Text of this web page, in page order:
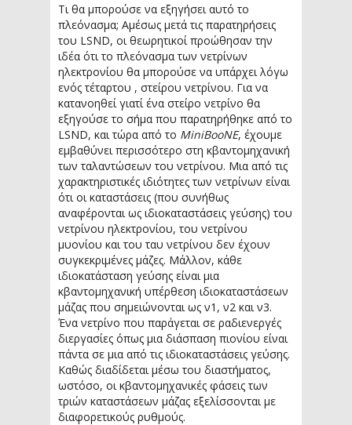
Τι θα μπορούσε να εξηγήσει αυτό το
πλεόνασμα; Αμέσως μετά τις παρατηρήσεις
του LSND, οι θεωρητικοί προώθησαν την
ιδέα ότι το πλεόνασμα των νετρίνων
ηλεκτρονίου θα μπορούσε να υπάρχει λόγω
ενός τέταρτου , στείρου νετρίνου. Για να
κατανοηθεί γιατί ένα στείρο νετρίνο θα
εξηγούσε το σήμα που παρατηρήθηκε από το
LSND, και τώρα από το MiniBooNE, έχουμε
εμβαθύνει περισσότερο στη κβαντομηχανική
των ταλαντώσεων του νετρίνου. Μια από τις
χαρακτηριστικές ιδιότητες των νετρίνων είναι
ότι οι καταστάσεις (που συνήθως
αναφέρονται ως ιδιοκαταστάσεις γεύσης) του
νετρίνου ηλεκτρονίου, του νετρίνου
μυονίου και του ταυ νετρίνου δεν έχουν
συγκεκριμένες μάζες. Μάλλον, κάθε
ιδιοκατάσταση γεύσης είναι μια
κβαντομηχανική υπέρθεση ιδιοκαταστάσεων
μάζας που σημειώνονται ως ν1, ν2 και ν3.
Ένα νετρίνο που παράγεται σε ραδιενεργές
διεργασίες όπως μια διάσπαση πιονίου είναι
πάντα σε μια από τις ιδιοκαταστάσεις γεύσης.
Καθώς διαδίδεται μέσω του διαστήματος,
ωστόσο, οι κβαντομηχανικές φάσεις των
τριών καταστάσεων μάζας εξελίσσονται με
διαφορετικούς ρυθμούς.